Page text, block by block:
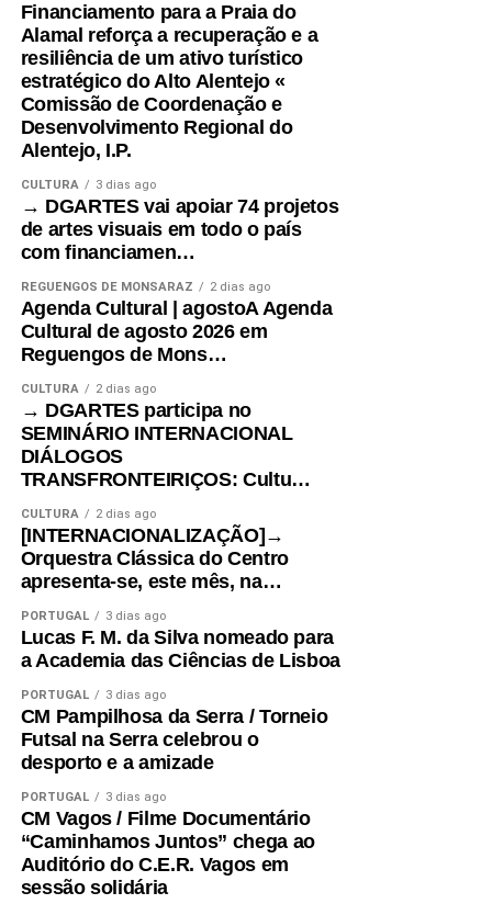
Financiamento para a Praia do
Alamal reforça a recuperação e a
resiliência de um ativo turístico
estratégico do Alto Alentejo «
Comissão de Coordenação e
Desenvolvimento Regional do
Alentejo, I.P.
CULTURA 3 dias ago
→ DGARTES vai apoiar 74 projetos
de artes visuais em todo o país
com financiamen…
REGUENGOS DE MONSARAZ 2 dias ago
Agenda Cultural | agostoA Agenda
Cultural de agosto 2026 em
Reguengos de Mons…
CULTURA 2 dias ago
→ DGARTES participa no
SEMINÁRIO INTERNACIONAL
DIÁLOGOS
TRANSFRONTEIRIÇOS: Cultu…
CULTURA 2 dias ago
[INTERNACIONALIZAÇÃO]→
Orquestra Clássica do Centro
apresenta-se, este mês, na…
PORTUGAL 3 dias ago
Lucas F. M. da Silva nomeado para
a Academia das Ciências de Lisboa
PORTUGAL 3 dias ago
CM Pampilhosa da Serra / Torneio
Futsal na Serra celebrou o
desporto e a amizade
PORTUGAL 3 dias ago
CM Vagos / Filme Documentário
“Caminhamos Juntos” chega ao
Auditório do C.E.R. Vagos em
sessão solidária